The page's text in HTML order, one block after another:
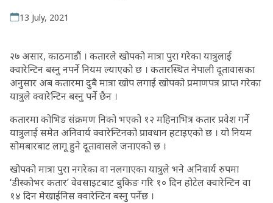
13 July, 2021
२७ असार, काठमाडौं । कतारले खोपको मात्रा पुरा गरेका यात्रुलाई
क्वारेन्टिन बस्नु नपर्ने नियम ल्याएको छ । कतारस्थित नेपाली दूतावासका
अनुसार अब कतारमा दुबै मात्रा खोप लगाई खोपको प्रमाणपत्र प्राप्त गरेका
यात्रुले क्वारेन्टिन बस्नु पर्ने छैन ।
कतारमा कोभिड संक्रमण निको भएको १२ महिनाभित्र कतार प्रवेश गर्ने
यात्रुलाई समेत अनिवार्य क्वारेन्टिनको प्रावधान हटाइएको छ । यो नियम
सोमबारबाट लागू हुने दूतावासले जनाएको छ ।
खोपको मात्रा पुरा नगरेका वा नलगाएका यात्रुले भने अनिवार्य रुपमा
‘डीस्कोभर कतार’ वेवसाइटबाट बुकिङ गरि १० दिन होटेल क्वारेन्टिन वा
१४ दिन मेखाईनिस क्वारेन्टिन बस्नु पर्नेछ ।